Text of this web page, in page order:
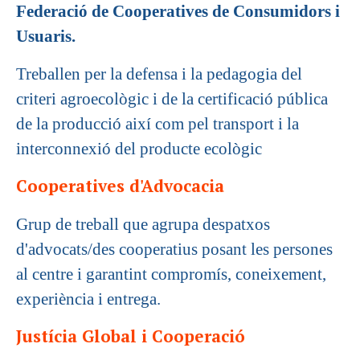
Federació de Cooperatives de Consumidors i
Usuaris.
Treballen per la defensa i la pedagogia del
criteri agroecològic i de la certificació pública
de la producció així com pel transport i la
interconnexió del producte ecològic
Cooperatives d'Advocacia
Grup de treball que agrupa despatxos
d'advocats/des cooperatius posant les persones
al centre i garantint compromís, coneixement,
experiència i entrega.
Justícia Global i Cooperació